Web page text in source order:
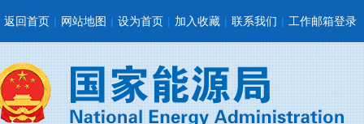
返回首页 | 网站地图 | 设为首页 | 加入收藏 | 联系我们 | 工作邮箱登录